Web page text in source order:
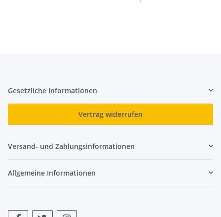
Gesetzliche Informationen
Vertrag widerrufen
Versand- und Zahlungsinformationen
Allgemeine Informationen